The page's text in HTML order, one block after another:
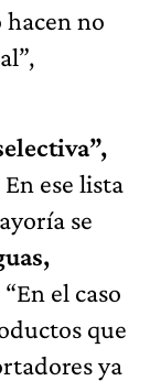
no
En ese lista
se
“En el caso
que
ya